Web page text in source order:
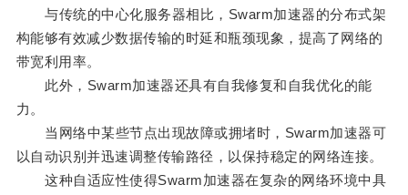
与传统的中心化服务器相比，Swarm加速器的分布式架
构能够有效减少数据传输的时延和瓶颈现象，提高了网络的
带宽利用率。
此外，Swarm加速器还具有自我修复和自我优化的能
力。
当网络中某些节点出现故障或拥堵时，Swarm加速器可
以自动识别并迅速调整传输路径，以保持稳定的网络连接。
这种自适应性使得Swarm加速器在复杂的网络环境中具